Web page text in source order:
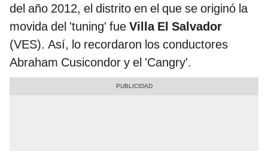
del año 2012, el distrito en el que se originó la
movida del 'tuning' fue Villa El Salvador
(VES). Así, lo recordaron los conductores
Abraham Cusicondor y el 'Cangry'.